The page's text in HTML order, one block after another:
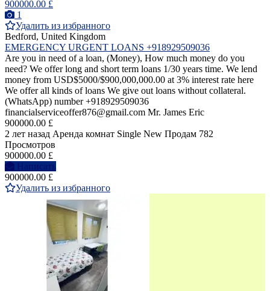
900000.00 £
1
Удалить из избранного
Bedford, United Kingdom
EMERGENCY URGENT LOANS +918929509036
Are you in need of a loan, (Money), How much money do you
need? We offer long and short term loans 1/30 years time. We lend
money from USD$5000/$900,000,000.00 at 3% interest rate here
We offer all kinds of loans We give out loans without collateral.
(WhatsApp) number +918929509036
financialserviceoffer876@gmail.com Mr. James Eric
900000.00 £
2 лет назад Аренда комнат Single New Продам 782
Просмотров
900000.00 £
Написать
900000.00 £
Удалить из избранного